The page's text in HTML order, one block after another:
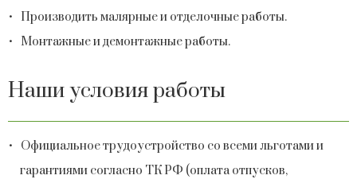
Производить малярные и отделочные работы.
Монтажные и демонтажные работы.
Наши условия работы
Официальное трудоустройство со всеми льготами и
гарантиями согласно ТК РФ (оплата отпусков,